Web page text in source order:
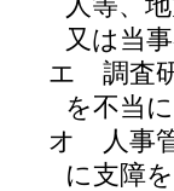
又は当
エ
調査
を不当
オ
人事
に支障